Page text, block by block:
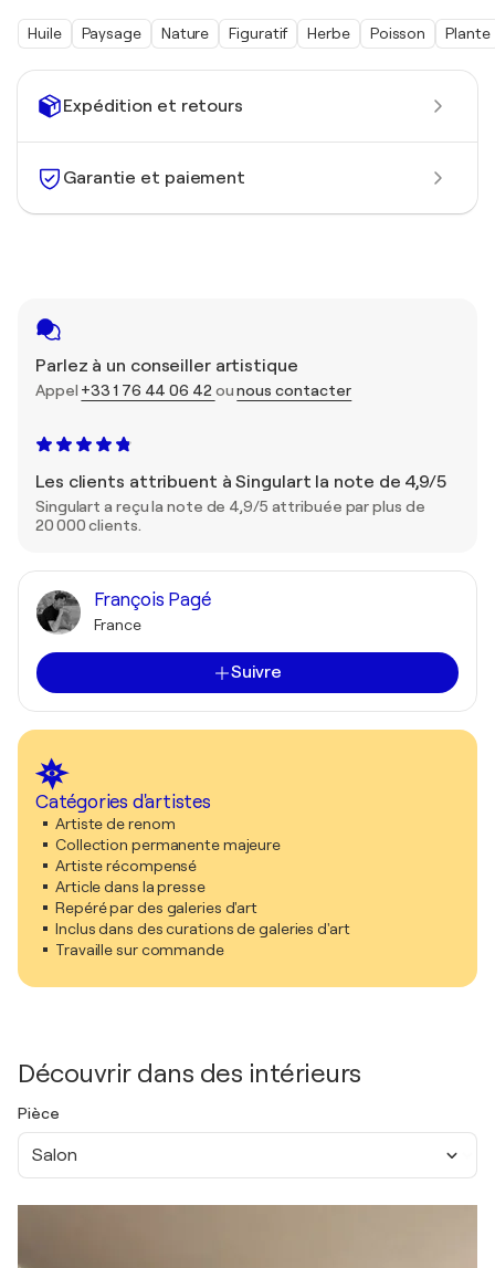
Expédition et retours
Garantie et paiement
Parlez à un conseiller artistique
Appel +33 1 76 44 06 42 ounous contacter
Les clients attribuent à Singulart la note de 4,9/5
Singulart a reçu la note de 4,9/5 attribuée par plus de
20 000 clients.
François Pagé
France
Suivre
Catégories d'artistes
Artiste de renom
Collection permanente majeure
Artiste récompensé
Article dans la presse
Repéré par des galeries d'art
Inclus dans des curations de galeries d'art
Travaille sur commande
Découvrir dans des intérieurs
Pièce
Salon
Huile Paysage Nature Figuratif Herbe Poisson Plante